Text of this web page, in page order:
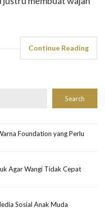
Continue Reading
Search
Foundation yang Perlu
Agar Wangi Tidak Cepat
Sosial Anak Muda